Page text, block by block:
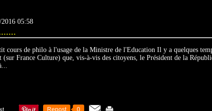
/2016 05:58
cours de philo à l'usage de la Ministre de l'Education Il y a quelques
(sur France Culture) que, vis-à-vis des citoyens, le Président de la
Repost 0